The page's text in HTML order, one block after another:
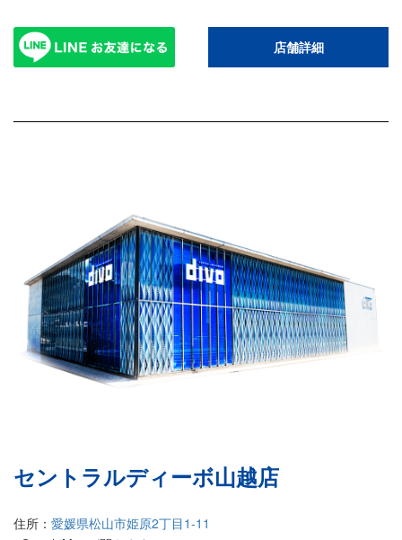
店舗詳細
セントラルディーボ山越店
住所： 愛媛県松山市姫原2丁目1-11